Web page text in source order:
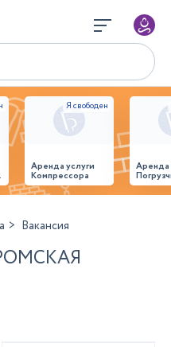
Аренда услуги
Компрессора
Вакансия